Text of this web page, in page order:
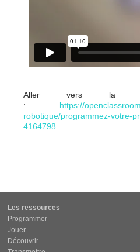
Aller vers la
: https://
robotique/programmez-votre-
4164798
Les ressources
Programmer
Jouer
Découvrir